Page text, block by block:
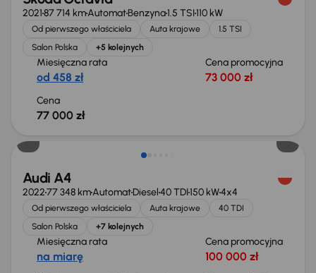
202187 714 kmAutomatBenzyna1.5 TSI110 kW
Od pierwszego właściciela Auta krajowe
1.5 TSI
Salon Polska
+5 kolejnych
Miesięczna rata
od 458 zł
Cena promocyjna
73 000 zł
Cena
77 000 zł
Audi A4
202277 348 kmAutomatDiesel40 TDI150 kW4x4
Od pierwszego właściciela Auta krajowe
40 TDI
Salon Polska
+7 kolejnych
Miesięczna rata
na miarę
Cena promocyjna
100 000 zł